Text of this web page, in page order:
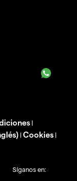
|
| Cookies |
Síganos en: